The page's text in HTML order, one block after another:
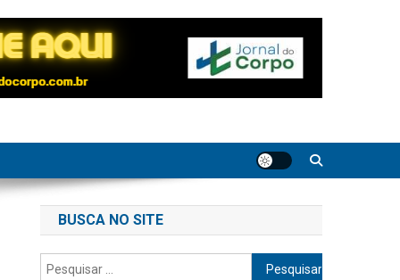
BUSCA NO SITE
Pesquisar